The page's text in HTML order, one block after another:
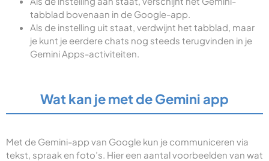
tabblad bovenaan in de Google-app.
Als de instelling uit staat, verdwijnt het tabblad, maar
je kunt je eerdere chats nog steeds terugvinden in je
Gemini Apps-activiteiten.
Wat kan je met de Gemini app
Met de Gemini-app van Google kun je communiceren via
tekst, spraak en foto’s. Hier een aantal voorbeelden van wat